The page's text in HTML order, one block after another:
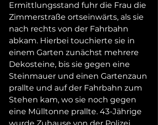
Ermittlungsstand fuhr die Frau die
Zimmerstraße ortseinwärts, als sie
nach rechts von der Fahrbahn
abkam. Hierbei touchierte sie in
einem Garten zunächst mehrere
Dekosteine, bis sie gegen eine
Steinmauer und einen Gartenzaun
prallte und auf der Fahrbahn zum
Stehen kam, wo sie noch gegen
eine Mülltonne prallte. 43-Jährige